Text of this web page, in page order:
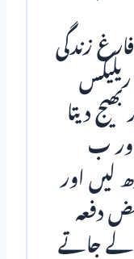
زندگی
دیتا
ب
لیں اور
دفعہ
لے جاتے